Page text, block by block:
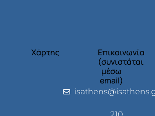
Χάρτης
Επικοινωνία
(συνιστάται
μέσω
email)